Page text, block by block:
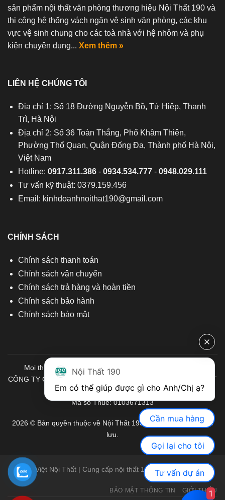
sản phẩm nội thất văn phòng thương hiệu Nội Thất 190 và
thi công hệ thống vách ngăn vệ sinh văn phòng, các khu
vực vệ sinh chung cho các toà nhà với hệ nhôm và phụ
kiện chuyên dụng... Xem thêm »
LIÊN HỆ CHÚNG TÔI
Địa chỉ 1: Số 18 Đường Nguyễn Bồ, Tứ Hiệp, Thanh
Trì, Hà Nội
Địa chỉ 2: Số 36 Toàn Thắng, Phố Khâm Thiên,
Phường Thổ Quan, Quận Đống Đa, Thành phố Hà Nội,
Việt Nam
Hotline: 0917.311.386- 0934.534.777- 0948.029.111
Tư vấn kỹ thuật: 0379.159.456
Email: kinhdoanhnoithat190@gmail.com
CHÍNH SÁCH
Chính sách thanh toán
Chính sách vận chuyển
Chính sách trả hàng và hoàn tiền
Chính sách bảo hành
Chính sách bảo mật
Mọi thông tin quý khách hàng vui lòng liên hệ chúng tôi:
CÔNG TY CỔ PHẦN ĐẦU TƯ THƯƠNG MẠI VÀ SẢN XUẤT VIỆT
NỘI THẤT
Mã số Thuế: 0103671313
2026 © Bản quyền thuộc về Nội Thất 190. Mọi quyền được bảo
lưu.
Việt Nội Thất | Cung cấp nội thất 190 chính hãng
BẢO MẬT THÔNG TIN GIỚI THIỆU
Nội Thất 190
Cần mua hàng
Gọi lại cho tôi
Tư vấn dự án
1